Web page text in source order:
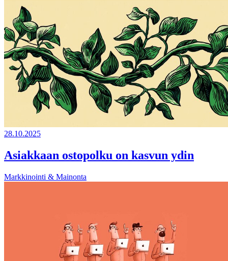
28.10.2025
Asiakkaan ostopolku on kasvun ydin
Markkinointi & Mainonta